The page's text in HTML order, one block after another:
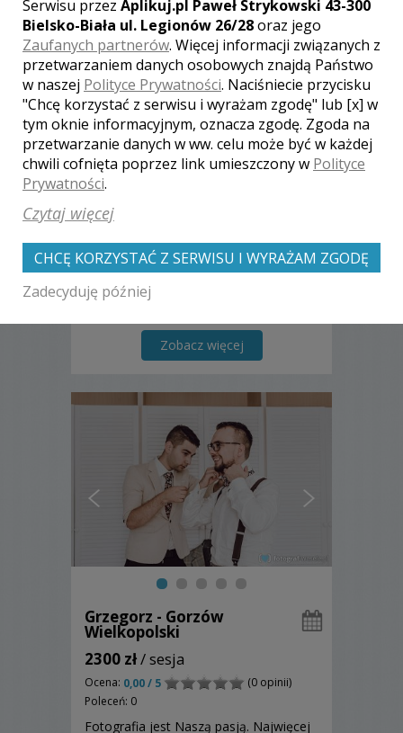
Bartosz - Jarosławsko
2050 zł/ sesja
Ocena:0,00 / 5
(0 opinii)
Poleceń: 0
Bartosz Fotografia
Zobacz więcej
Grzegorz - Gorzów
Wielkopolski
2300 zł/ sesja
Ocena: 0,00 / 5
(0 opinii)
Poleceń: 0
Fotografia jest Naszą pasją. Najwięcej
Serwisu przez Aplikuj.pl Paweł Strykowski 43-300
Bielsko-Biała ul. Legionów 26/28oraz jego
Zaufanych partnerów. Więcej informacji związanych z
przetwarzaniem danych osobowych znajdą Państwo
w naszej Polityce Prywatności. Naciśniecie przycisku
"Chcę korzystać z serwisu i wyrażam zgodę" lub [x] w
tym oknie informacyjnym, oznacza zgodę. Zgoda na
przetwarzanie danych w ww. celu może być w każdej
chwili cofnięta poprzez link umieszczony w Polityce
Prywatności.
Czytaj więcej
CHCĘ KORZYSTAĆ Z SERWISU I WYRAŻAM ZGODĘ
Zadecyduję później